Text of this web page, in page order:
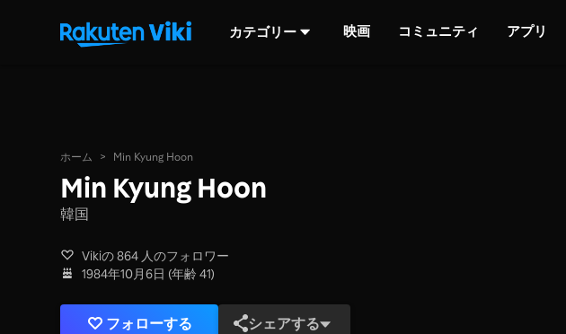
カテゴリー 映画 コミュニティ アプリ
ホーム > Min Kyung Hoon
Min Kyung Hoon
韓国
Vikiの 864 人のフォロワー
1984年10月6日 (年齢 41)
フォローする シェアする